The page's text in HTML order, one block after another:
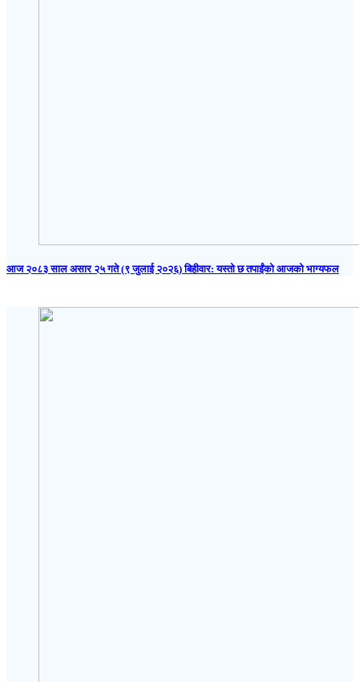
आज २०८३ साल असार २५ गते (९ जुलाई २०२६) बिहीवार: यस्तो छ तपाईंको आजको भाग्यफल